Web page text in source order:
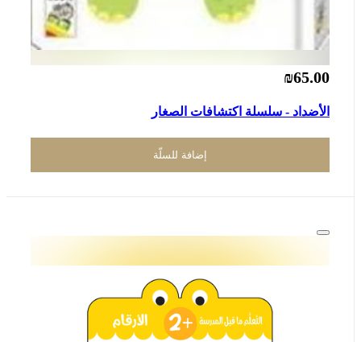
₪65.00
الأضداد - سلسلة اكتشافات الصغار
إضافة للسلّة